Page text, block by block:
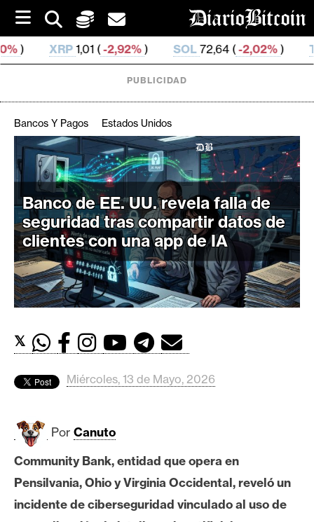
i
p
t
o
SOL 72,64 (-2,02%) TRX 0,327 358 (
C
r
i
p
t
o
M
e
r
d
s
B
t
c
o
PUBLICIDAD
Bancos Y Pagos Estados Unidos
Banco de EE. UU. revela falla de
seguridad tras compartir datos de
clientes con una app de IA
𝕏
Miércoles, 13 de Mayo, 2026
Por Canuto
Community Bank, entidad que opera en
Pensilvania, Ohio y Virginia Occidental, reveló un
incidente de ciberseguridad vinculado al uso de